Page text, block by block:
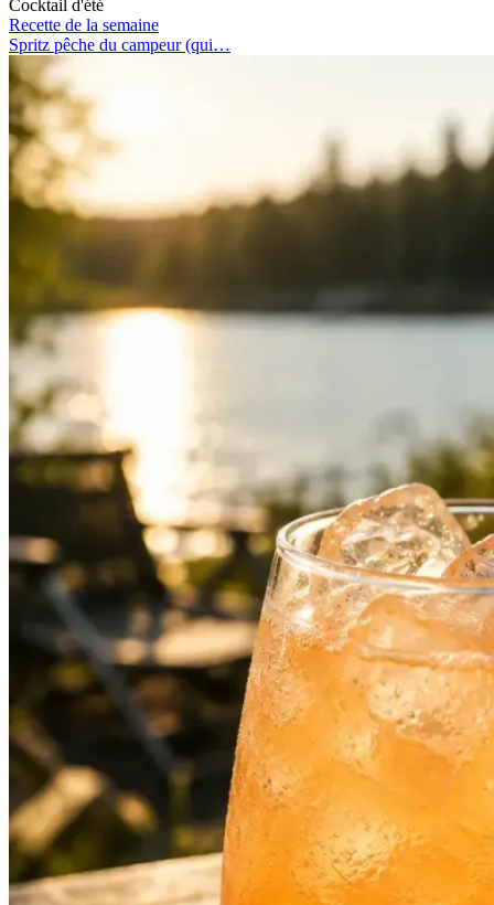
Cocktail d'été
Recette de la semaine
Spritz pêche du campeur (qui…